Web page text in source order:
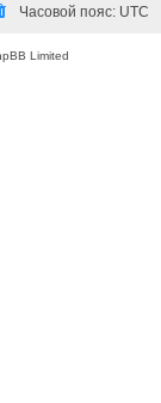
Часовой пояс: UTC
Limited